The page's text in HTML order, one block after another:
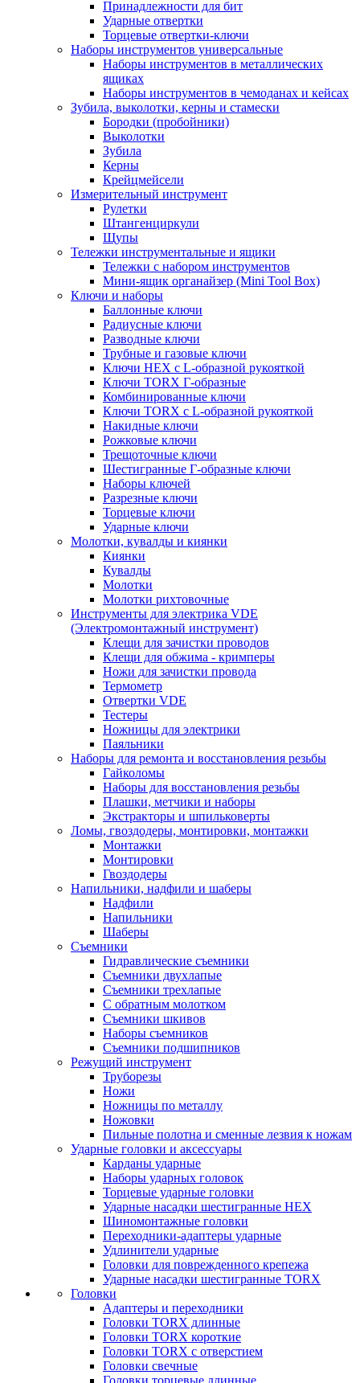
Принадлежности для бит
Ударные отвертки
Торцевые отвертки-ключи
Наборы инструментов универсальные
Наборы инструментов в металлических
ящиках
Наборы инструментов в чемоданах и кейсах
Зубила, выколотки, керны и стамески
Бородки (пробойники)
Выколотки
Зубила
Керны
Крейцмейсели
Измерительный инструмент
Рулетки
Штангенциркули
Щупы
Тележки инструментальные и ящики
Тележки с набором инструментов
Мини-ящик органайзер (Mini Tool Box)
Ключи и наборы
Баллонные ключи
Радиусные ключи
Разводные ключи
Трубные и газовые ключи
Ключи HEX с L-образной рукояткой
Ключи TORX Г-образные
Комбинированные ключи
Ключи TORX с L-образной рукояткой
Накидные ключи
Рожковые ключи
Трещоточные ключи
Шестигранные Г-образные ключи
Наборы ключей
Разрезные ключи
Торцевые ключи
Ударные ключи
Молотки, кувалды и киянки
Киянки
Кувалды
Молотки
Молотки рихтовочные
Инструменты для электрика VDE
(Электромонтажный инструмент)
Клещи для зачистки проводов
Клещи для обжима - кримперы
Ножи для зачистки провода
Термометр
Отвертки VDE
Тестеры
Ножницы для электрики
Паяльники
Наборы для ремонта и восстановления резьбы
Гайколомы
Наборы для восстановления резьбы
Плашки, метчики и наборы
Экстракторы и шпильковерты
Ломы, гвоздодеры, монтировки, монтажки
Монтажки
Монтировки
Гвоздодеры
Напильники, надфили и шаберы
Надфили
Напильники
Шаберы
Съемники
Гидравлические съемники
Съемники двухлапые
Съемники трехлапые
С обратным молотком
Съемники шкивов
Наборы съемников
Съемники подшипников
Режущий инструмент
Труборезы
Ножи
Ножницы по металлу
Ножовки
Пильные полотна и сменные лезвия к ножам
Ударные головки и аксессуары
Карданы ударные
Наборы ударных головок
Торцевые ударные головки
Ударные насадки шестигранные HEX
Шиномонтажные головки
Переходники-адаптеры ударные
Удлинители ударные
Головки для поврежденного крепежа
Ударные насадки шестигранные TORX
Головки
Адаптеры и переходники
Головки TORX длинные
Головки TORX короткие
Головки TORX с отверстием
Головки свечные
Головки торцевые длинные